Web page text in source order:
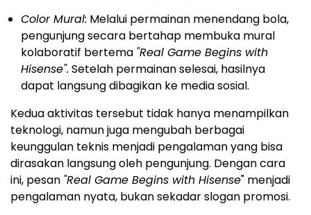
Color Mural: Melalui permainan menendang bola,
pengunjung secara bertahap membuka mural
kolaboratif bertema "Real Game Begins with
Hisense". Setelah permainan selesai, hasilnya
dapat langsung dibagikan ke media sosial.
Kedua aktivitas tersebut tidak hanya menampilkan
teknologi, namun juga mengubah berbagai
keunggulan teknis menjadi pengalaman yang bisa
dirasakan langsung oleh pengunjung. Dengan cara
ini, pesan "Real Game Begins with Hisense" menjadi
pengalaman nyata, bukan sekadar slogan promosi.